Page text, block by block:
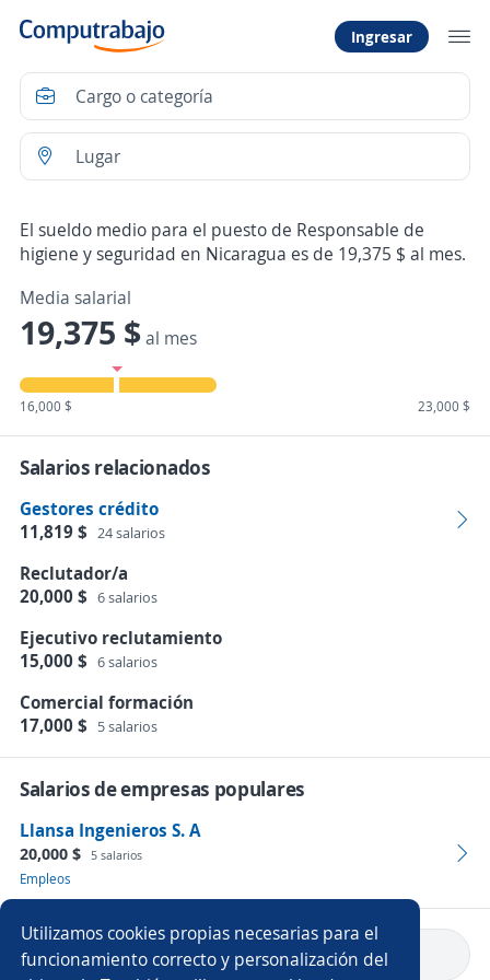
Utilizamos cookies propias necesarias para el
funcionamiento correcto y personalización del
Ingresar
El sueldo medio para el puesto de Responsable de
higiene y seguridad en Nicaragua es de 19,375 $ al mes.
Media salarial
19,375 $al mes
16,000 $ 23,000 $
Salarios relacionados
Gestores crédito
11,819 $ 24 salarios
Reclutador/a
20,000 $ 6 salarios
Ejecutivo reclutamiento
15,000 $ 6 salarios
Comercial formación
17,000 $
5 salarios
Salarios de empresas populares
Llansa Ingenieros S. A
20,000 $ 5 salarios
Empleos
Volver a inicio